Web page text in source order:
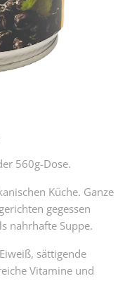
560g-Dose.
Küche. Ganze
gegessen
nahrhafte Suppe.
sättigende
Vitamine und